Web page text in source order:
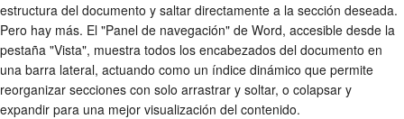
estructura del documento y saltar directamente a la sección deseada.
Pero hay más. El "Panel de navegación" de Word, accesible desde la
pestaña "Vista", muestra todos los encabezados del documento en
una barra lateral, actuando como un índice dinámico que permite
reorganizar secciones con solo arrastrar y soltar, o colapsar y
expandir para una mejor visualización del contenido.